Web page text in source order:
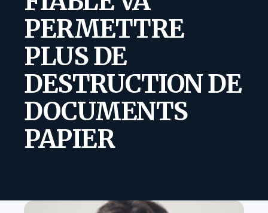
PERMETTRE
PLUS DE
DESTRUCTION DE
DOCUMENTS
PAPIER